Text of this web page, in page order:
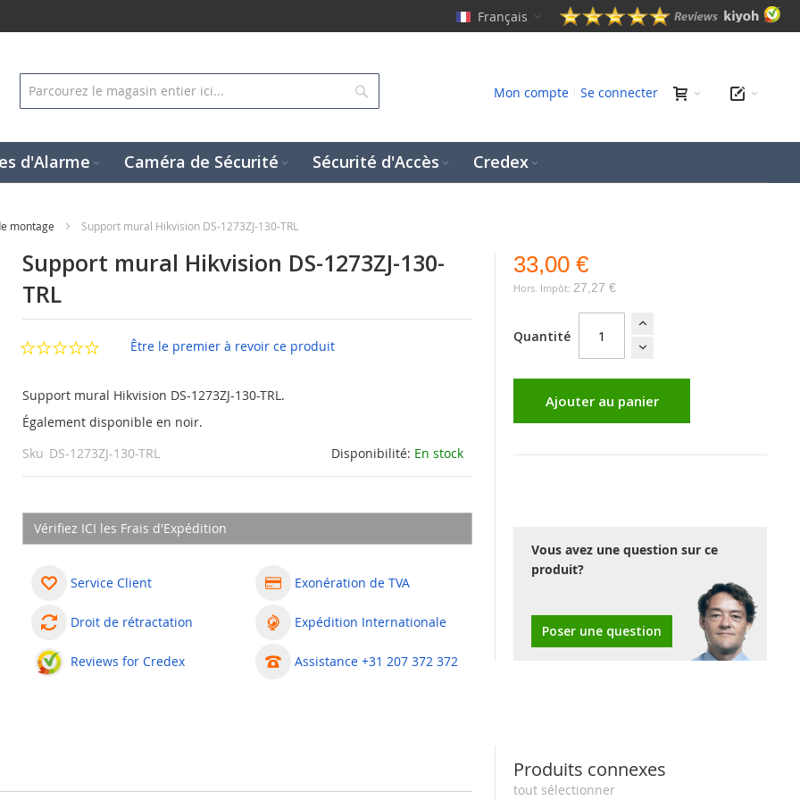
Français
Mon compte Se connecter
d'Alarme Caméra de Sécurité Sécurité d'Accès Credex
montage Support mural Hikvision DS-1273ZJ-130-TRL
Support mural Hikvision DS-1273ZJ-130-
TRL
Être le premier à revoir ce produit
Support mural Hikvision DS-1273ZJ-130-TRL.
Également disponible en noir.
Disponibilité: En stock
Sku DS-1273ZJ-130-TRL
Vérifiez ICI les Frais d'Expédition
Service Client
Droit de rétractation
Reviews for Credex
Exonération de TVA
Expédition Internationale
Assistance +31 207 372 372
33,00 €
27,27 €
Quantité
Ajouter au panier
Vous avez une question sur ce
produit?
Poser une question
Produits connexes
tout sélectionner